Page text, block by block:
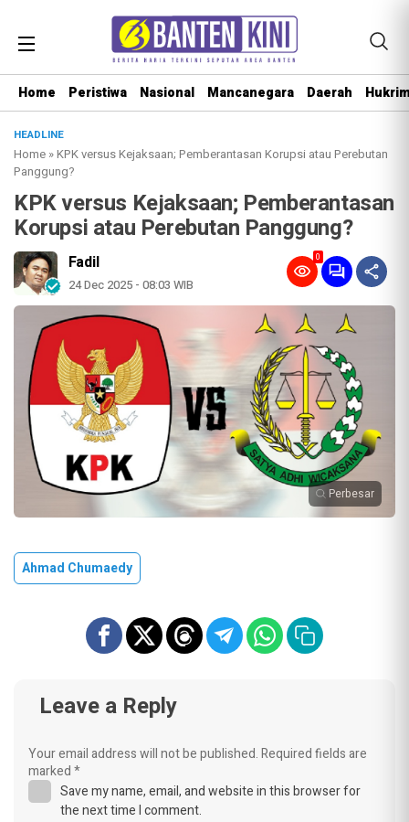
Home Peristiwa Nasional Mancanegara Daerah
HEADLINE
Home »KPK versus Kejaksaan; Pemberantasan Korupsi atau Perebutan
Panggung?
KPK versus Kejaksaan; Pemberantasan
Korupsi atau Perebutan Panggung?
Fadil
24 Dec 2025 - 08:03 WIB
0
Perbesar
Ahmad Chumaedy
Leave a Reply
Your email address will not be published.Required fields are
marked*
Save my name, email, and website in this browser for
the next time I comment.